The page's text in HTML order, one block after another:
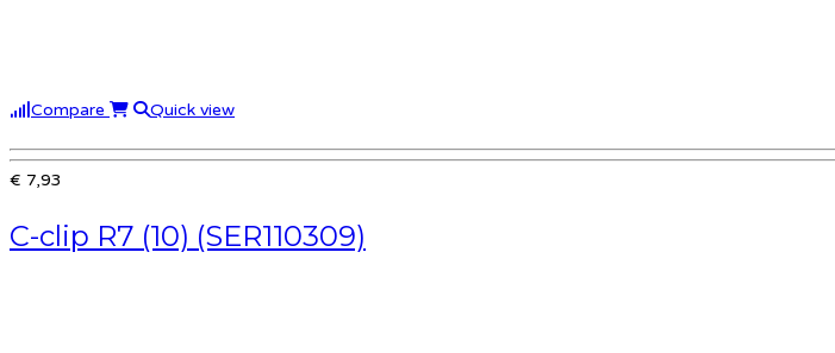
Compare Quick view
€ 7,93
C-clip R7 (10) (SER110309)